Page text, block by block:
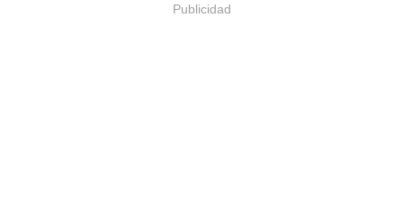
Publicidad